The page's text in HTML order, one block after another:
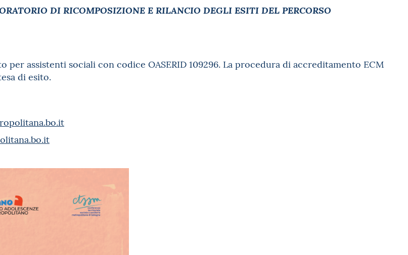
DI RICOMPOSIZIONE E RILANCIO DEGLI ESITI DEL PERCORSO
per assistenti sociali con codice OASERID 109296. La procedura di accreditamento ECM
di esito.